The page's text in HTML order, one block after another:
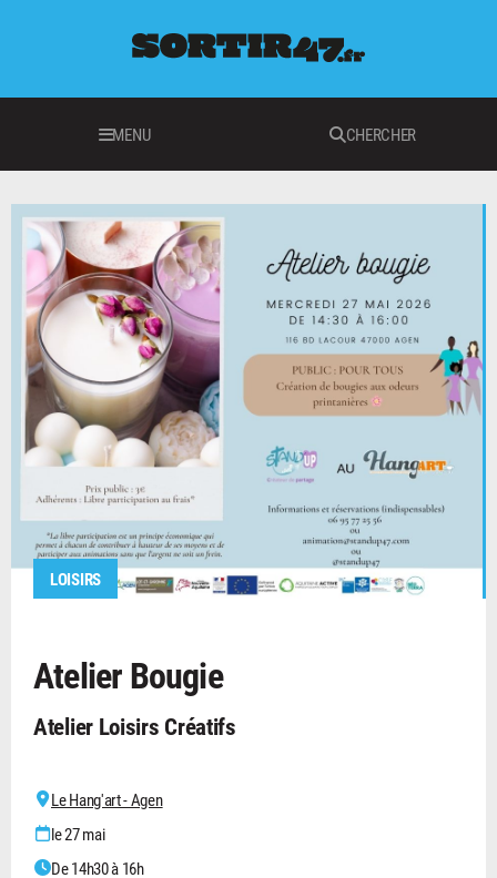
MENU CHERCHER
LOISIRS
Atelier Bougie
Atelier Loisirs Créatifs
Le Hang'art - Agen
le 27 mai
De 14h30 à 16h